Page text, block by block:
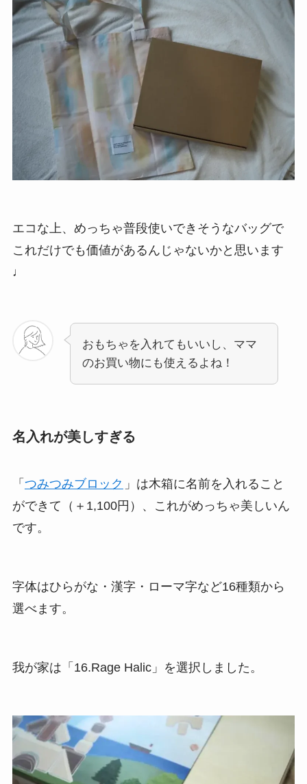
エコな上、めっちゃ普段使いできそうなバッグで
これだけでも価値があるんじゃないかと思います
♩
おもちゃを入れてもいいし、ママ
のお買い物にも使えるよね！
名入れが美しすぎる
「 つみつみブロック 」は木箱に名前を入れること
ができて（＋1,100円）、これがめっちゃ美しいん
です。
字体はひらがな・漢字・ローマ字など16種類から
選べます。
我が家は「16.Rage Halic」を選択しました。